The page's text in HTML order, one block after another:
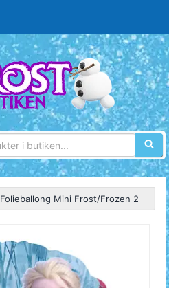
Folieballong Mini Frost/Frozen 2